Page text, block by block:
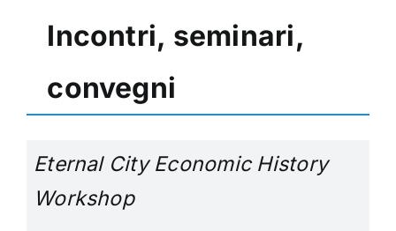
Incontri, seminari,
convegni
Eternal City Economic History
Workshop